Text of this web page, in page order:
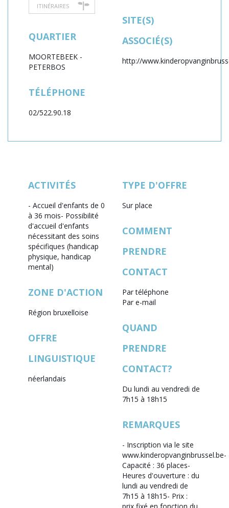
ITINÉRAIRES
QUARTIER
MOORTEBEEK -
PETERBOS
TÉLÉPHONE
02/522.90.18
SITE(S)
ASSOCIÉ(S)
http://
ACTIVITÉS
- Accueil d'enfants de 0
à 36 mois- Possibilité
d'accueil d'enfants
nécessitant des soins
spécifiques (handicap
physique, handicap
mental)
ZONE D'ACTION
Région bruxelloise
OFFRE
LINGUISTIQUE
néerlandais
TYPE D'OFFRE
Sur place
COMMENT
PRENDRE
CONTACT
Par téléphone
Par e-mail
QUAND
PRENDRE
CONTACT?
Du lundi au vendredi de
7h15 à 18h15
REMARQUES
- Inscription via le site
www.kinderopvanginbrussel.be-
Capacité : 36 places-
Heures d'ouverture : du
lundi au vendredi de
7h15 à 18h15- Prix :
prix fixé en fonction du